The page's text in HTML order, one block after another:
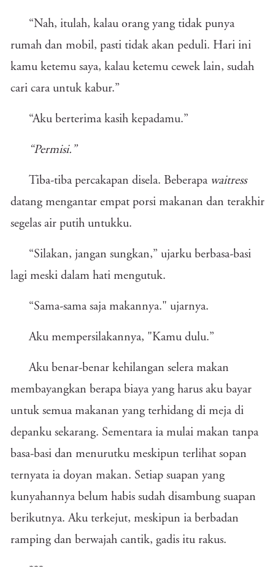
“Nah, itulah, kalau orang yang tidak punya
rumah dan mobil, pasti tidak akan peduli. Hari ini
kamu ketemu saya, kalau ketemu cewek lain, sudah
cari cara untuk kabur.”
“Aku berterima kasih kepadamu.”
“Permisi.”
Tiba-tiba percakapan disela. Beberapa waitress
datang mengantar empat porsi makanan dan terakhir
segelas air putih untukku.
“Silakan, jangan sungkan,” ujarku berbasa-basi
lagi meski dalam hati mengutuk.
“Sama-sama saja makannya." ujarnya.
Aku mempersilakannya, "Kamu dulu.”
Aku benar-benar kehilangan selera makan
membayangkan berapa biaya yang harus aku bayar
untuk semua makanan yang terhidang di meja di
depanku sekarang. Sementara ia mulai makan tanpa
basa-basi dan menurutku meskipun terlihat sopan
ternyata ia doyan makan. Setiap suapan yang
kunyahannya belum habis sudah disambung suapan
berikutnya. Aku terkejut, meskipun ia berbadan
ramping dan berwajah cantik, gadis itu rakus.